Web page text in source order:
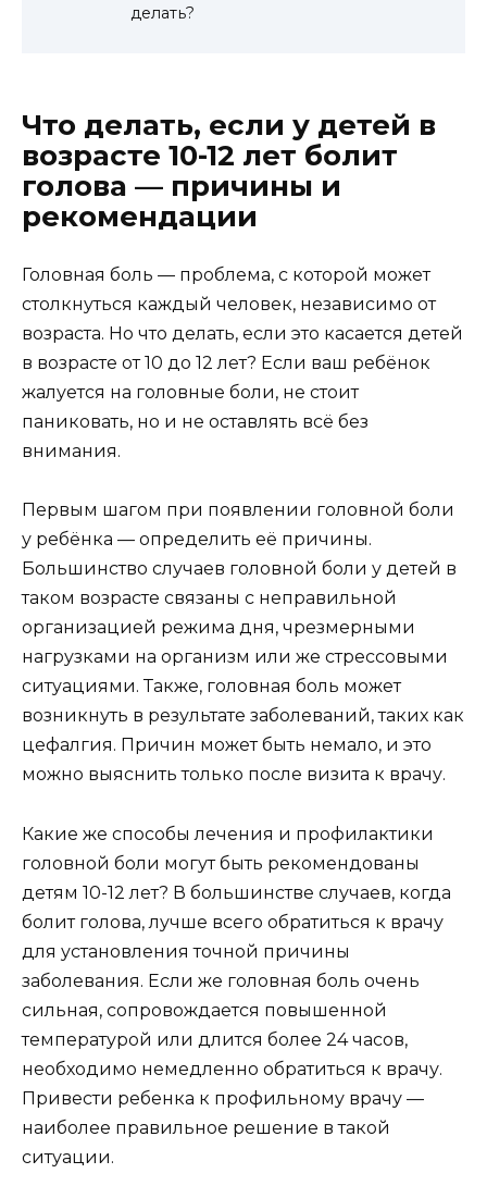
делать?
Что делать, если у детей в
возрасте 10-12 лет болит
голова — причины и
рекомендации
Головная боль — проблема, с которой может
столкнуться каждый человек, независимо от
возраста. Но что делать, если это касается детей
в возрасте от 10 до 12 лет? Если ваш ребёнок
жалуется на головные боли, не стоит
паниковать, но и не оставлять всё без
внимания.
Первым шагом при появлении головной боли
у ребёнка — определить её причины.
Большинство случаев головной боли у детей в
таком возрасте связаны с неправильной
организацией режима дня, чрезмерными
нагрузками на организм или же стрессовыми
ситуациями. Также, головная боль может
возникнуть в результате заболеваний, таких как
цефалгия. Причин может быть немало, и это
можно выяснить только после визита к врачу.
Какие же способы лечения и профилактики
головной боли могут быть рекомендованы
детям 10-12 лет? В большинстве случаев, когда
болит голова, лучше всего обратиться к врачу
для установления точной причины
заболевания. Если же головная боль очень
сильная, сопровождается повышенной
температурой или длится более 24 часов,
необходимо немедленно обратиться к врачу.
Привести ребенка к профильному врачу —
наиболее правильное решение в такой
ситуации.